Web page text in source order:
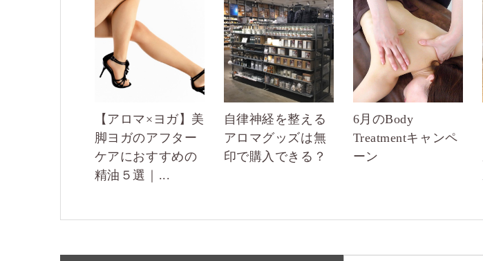
【アロマ×ヨガ】美
脚ヨガのアフター
ケアにおすすめの
精油５選｜...
自律神経を整える
アロマグッズは無
印で購入できる？
6月のBody
Treatmentキャンペ
ーン